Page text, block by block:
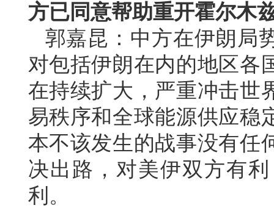
方已同意帮助重开霍尔木
郭嘉昆：中方在伊朗局
对包括伊朗在内的地区各
在持续扩大，严重冲击世
易秩序和全球能源供应稳
本不该发生的战事没有任
决出路，对美伊双方有
利。